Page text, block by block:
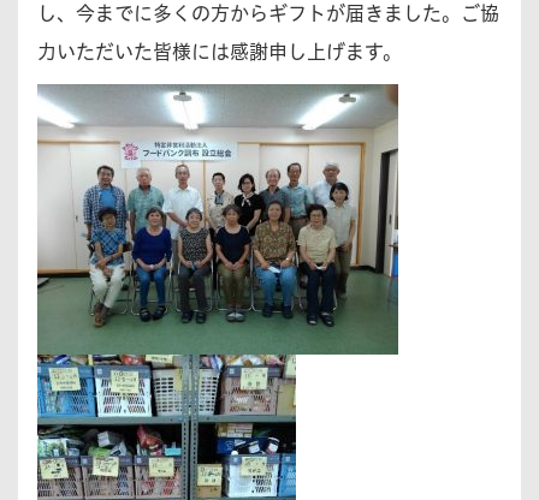
し、今までに多くの方からギフトが届きました。ご協
力いただいた皆様には感謝申し上げます。